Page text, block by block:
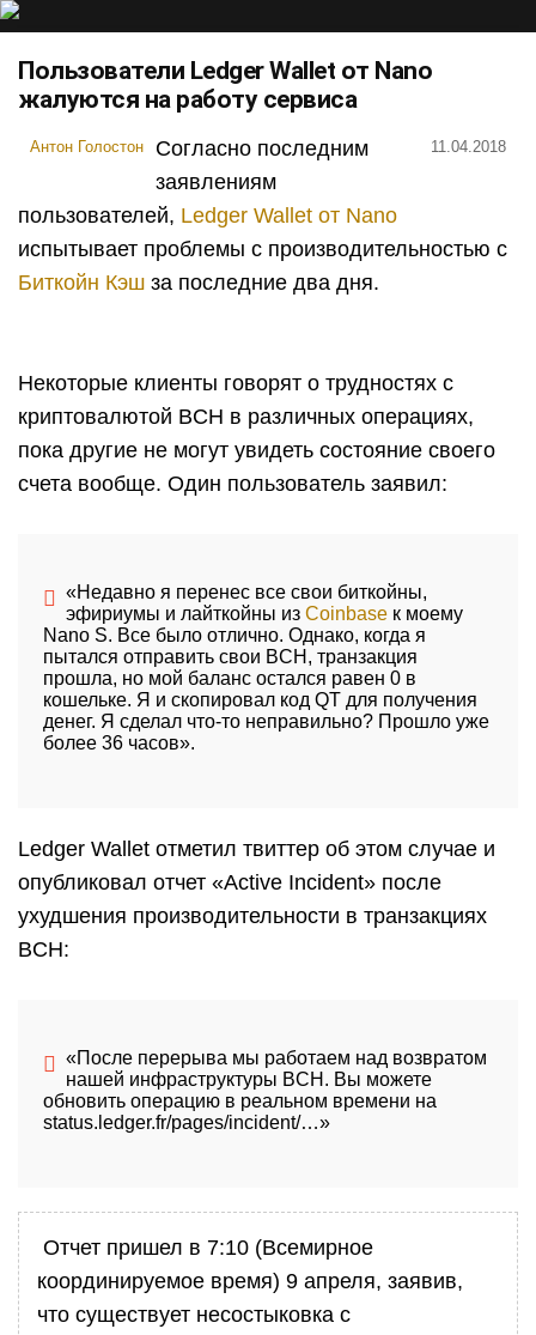
Пользователи Ledger Wallet от Nano
жалуются на работу сервиса
Антон Голостон 11.04.2018
Согласно последним
заявлениям
пользователей, Ledger Wallet от Nano
испытывает проблемы с производительностью с
Биткойн Кэш за последние два дня.
Некоторые клиенты говорят о трудностях с
криптовалютой BCH в различных операциях,
пока другие не могут увидеть состояние своего
счета вообще. Один пользователь заявил:
«Недавно я перенес все свои биткойны,
эфириумы и лайткойны из Coinbaseк моему
Nano S. Все было отлично. Однако, когда я
пытался отправить свои BCH, транзакция
прошла, но мой баланс остался равен 0 в
кошельке. Я и скопировал код QT для получения
денег. Я сделал что-то неправильно? Прошло уже
более 36 часов».
Ledger Wallet отметил твиттер об этом случае и
опубликовал отчет «Active Incident» после
ухудшения производительности в транзакциях
BCH:
«После перерыва мы работаем над возвратом
нашей инфраструктуры BCH. Вы можете
обновить операцию в реальном времени на
status.ledger.fr/pages/incident/…»
Отчет пришел в 7:10 (Всемирное
координируемое время) 9 апреля, заявив,
что существует несостыковка с